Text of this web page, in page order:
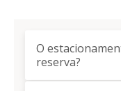
O
reserva?